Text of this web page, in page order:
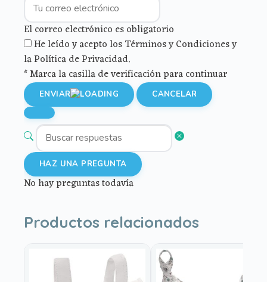
El correo electrónico es obligatorio
He leído y acepto los Términos y Condiciones y
la Política de Privacidad.
* Marca la casilla de verificación para continuar
ENVIAR CANCELAR
HAZ UNA PREGUNTA
No hay preguntas todavía
Productos relacionados
producto
Este
producto